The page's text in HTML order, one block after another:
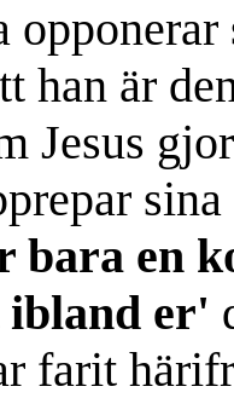
han är
Jesus
bara en
er'
farit